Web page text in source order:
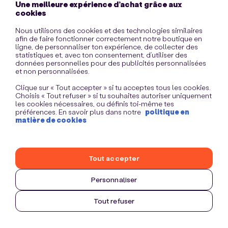
Une meilleure expérience d’achat grâce aux
cookies
Nous utilisons des cookies et des technologies similaires
afin de faire fonctionner correctement notre boutique en
ligne, de personnaliser ton expérience, de collecter des
statistiques et, avec ton consentement, d’utiliser des
données personnelles pour des publicités personnalisées
et non personnalisées.
Clique sur « Tout accepter » si tu acceptes tous les cookies.
Choisis « Tout refuser » si tu souhaites autoriser uniquement
les cookies nécessaires, ou définis toi-même tes
préférences. En savoir plus dans notre politique en
matière de cookies
Personnaliser
Tout refuser
Tout accepter